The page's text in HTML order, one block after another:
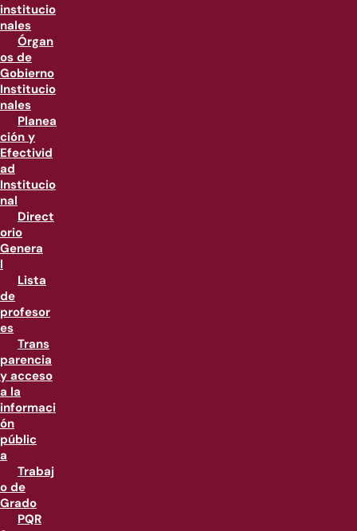
institucio
nales
Órgan
os de
Gobierno
Institucio
nales
Planea
ción y
Efectivid
ad
Institucio
nal
Direct
orio
Genera
l
Lista
de
profesor
es
Trans
parencia
y acceso
a la
informaci
ón
públic
a
Trabaj
o de
Grado
PQR